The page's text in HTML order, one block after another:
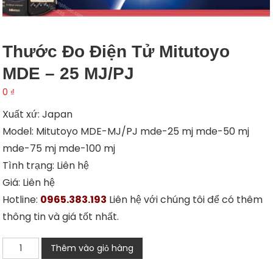
Thước Đo Điện Tử Mitutoyo
MDE – 25 MJ/PJ
0 ₫
Xuất xứ: Japan
Model: Mitutoyo MDE-MJ/PJ mde-25 mj mde-50 mj
mde-75 mj mde-100 mj
Tình trạng: Liên hệ
Giá: Liên hệ
Hotline: 0965.383.193 Liên hệ với chúng tôi để có thêm
thông tin và giá tốt nhất.
Thước
Thêm vào giỏ hàng